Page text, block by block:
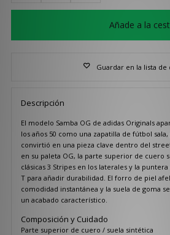
Añade a la
Guardar en la lista de
Descripción
El modelo Samba OG de adidas Originals
los años 50 como una zapatilla de fútbol
convirtió en una pieza clave dentro del
en su paleta OG, la parte superior de cuero
clásicas 3 Stripes en los laterales y la
T para añadir durabilidad. El forro de piel
comodidad instantánea y la suela de goma
un acabado característico.
Composición y Cuidado
Parte superior de cuero / suela sintética